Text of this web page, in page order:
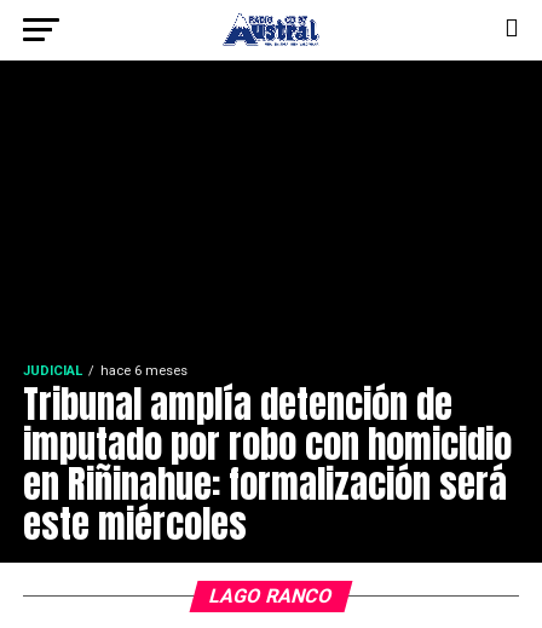
JUDICIAL hace 6 meses
Tribunal amplía detención de
imputado por robo con homicidio
en Riñinahue: formalización será
este miércoles
LAGO RANCO